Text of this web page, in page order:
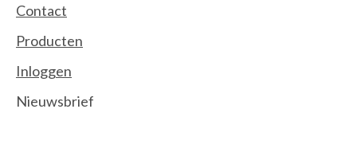
Contact
Producten
Inloggen
Nieuwsbrief